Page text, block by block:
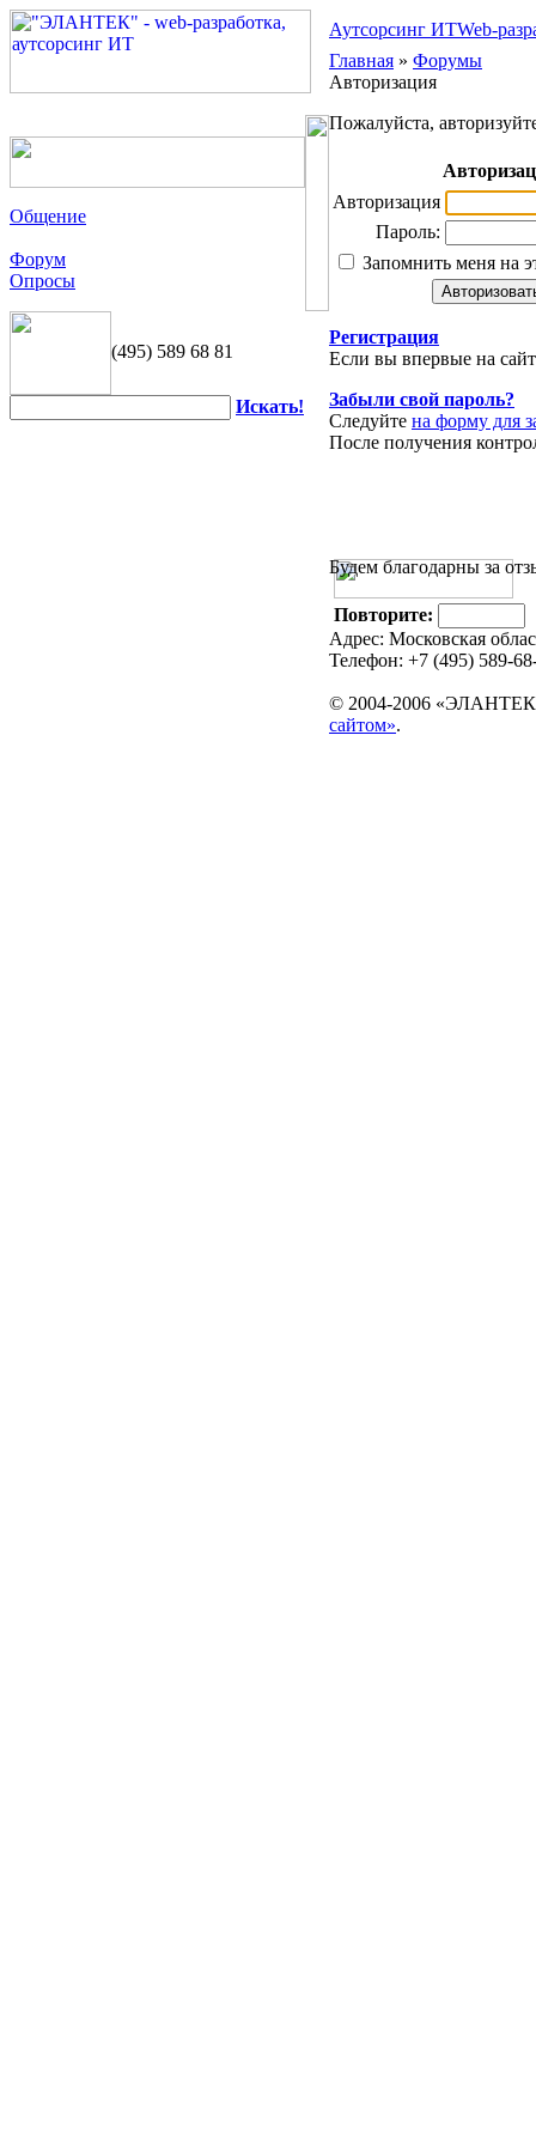
Общение
Форум
Опросы
(495) 589 68 81
Искать!
Аутсорсинг ИТWeb-
Главная » Форумы
Авторизация
Пожалуйста,
Авторизация
Пароль:
Запомнить меня на
Регистрация
Если вы впервые на
Забыли свой пароль?
Следуйте на форму для
После получения
Будем благодарны за
Повторите:
Адрес: Московская
Телефон: +7 (495) 589-
© 2004-2006
сайтом».